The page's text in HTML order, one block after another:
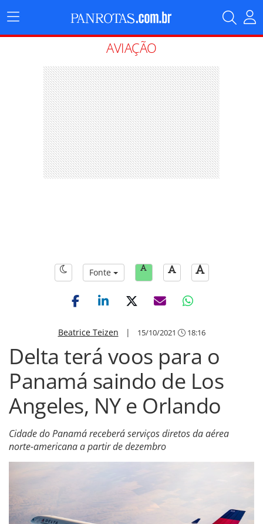
Menu
Principal
AVIAÇÃO
Fonte
Beatrice Teizen | 15/10/2021 18:16
Delta terá voos para o
Panamá saindo de Los
Angeles, NY e Orlando
Cidade do Panamá receberá serviços diretos da aérea
norte-americana a partir de dezembro